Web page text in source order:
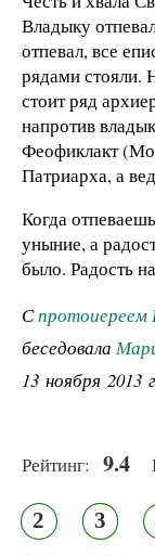
Владыку
отпевал, все
рядами стояли.
стоит ряд
напротив
Феофиклакт
Патриарха, а
Когда
уныние, а
было. Радость
Спротоиереем
беседовала
13 ноября 2013
Рейтинг: 9.4
2 3